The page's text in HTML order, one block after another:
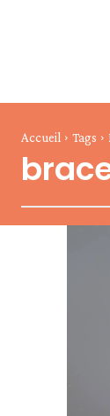
Accueil Tags